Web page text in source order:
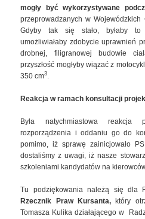
mogły być wykorzystywane
przeprowadzanych w
Gdyby tak się stało, byłaby to
umożliwiałaby zdobycie uprawnień
drobnej, filigranowej budowie
przyszłość mogłyby wiązać z
350 cm3.
Reakcja w ramach konsultacji
Była natychmiastowa reakcja
rozporządzenia i oddaniu go do
pomimo, iż sprawę zainicjowało
dostaliśmy z uwagi, iż nasze
szkoleniami kandydatów na
Tu podziękowania należą się dla
Rzecznik Praw Kursanta,
który
Tomasza Kulika działającego w